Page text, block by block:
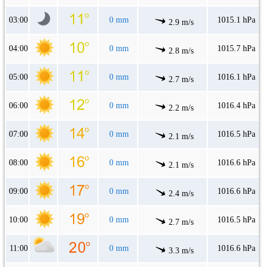
03:00 0 mm 2.9 m/s 1015.1 hPa
04:00 0 mm 2.8 m/s 1015.7 hPa
05:00 0 mm 2.7 m/s 1016.1 hPa
06:00 0 mm 2.2 m/s 1016.4 hPa
07:00 0 mm 2.1 m/s 1016.5 hPa
08:00 0 mm 2.1 m/s 1016.6 hPa
09:00 0 mm 2.4 m/s 1016.6 hPa
10:00 0 mm 2.7 m/s 1016.5 hPa
11:00 0 mm 3.3 m/s 1016.6 hPa